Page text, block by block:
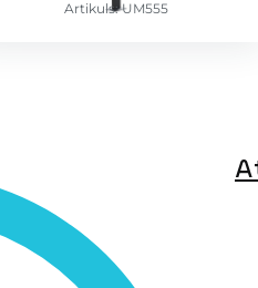
Artikuls: UM555